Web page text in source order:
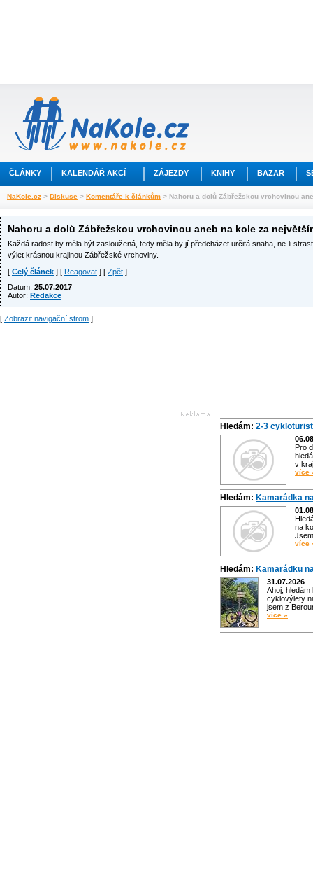
ČLÁNKY KALENDÁŘ AKCÍ ZÁJEZDY KNIHY BAZAR
NaKole.cz > Diskuse > Komentáře k článkům > Nahoru a dolů Zábřežskou vrchovinou
Nahoru a dolů Zábřežskou vrchovinou aneb na kole za
Každá radost by měla být zasloužená, tedy měla by jí předcházet určitá snaha, ne-li
výlet krásnou krajinou Zábřežské vrchoviny.
[ Celý článek ] [ Reagovat ] [ Zpět ]
Datum: 25.07.2017
Autor: Redakce
[ Zobrazit navigační strom ]
Hledám: 2-3
Pro
v
více
Hledám: Kamarádka
na
více
Hledám: Kamarádku
31.07.2026
Ahoj,
cyklovýlety
jsem z
více »